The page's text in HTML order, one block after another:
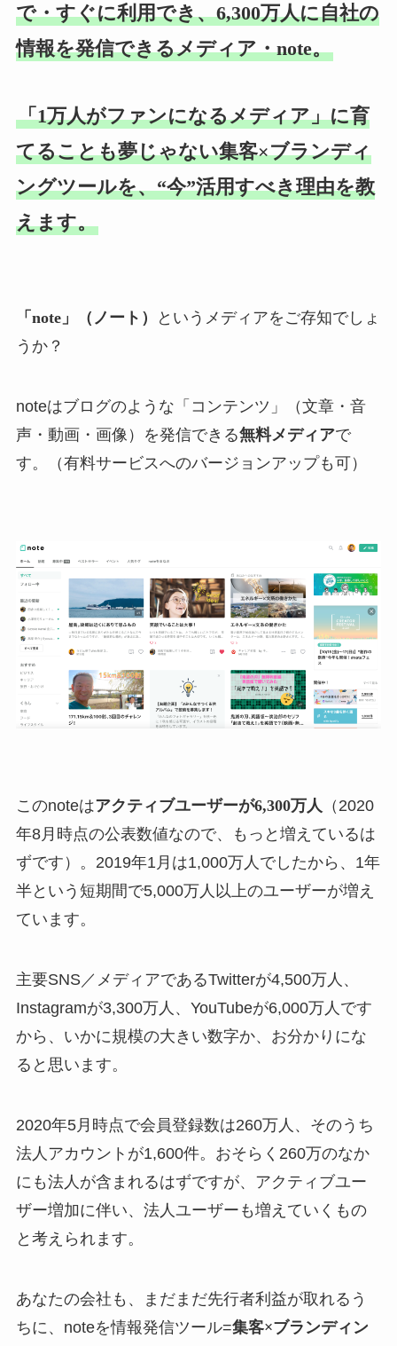
で・すぐに利用でき、6,300万人に自社の
情報を発信できるメディア・note。
「1万人がファンになるメディア」に育
てることも夢じゃない集客×ブランディ
ングツールを、“今”活用すべき理由を教
えます。
「note」（ノート）
というメディアをご存知でしょ
うか？
noteはブログのような「コンテンツ」（文章・音
声・動画・画像）を発信できる無料メディアで
す。（有料サービスへのバージョンアップも可）
このnoteはアクティブユーザーが6,300万人 （2020
年8月時点の公表数値なので、もっと増えているは
ずです）。2019年1月は1,000万人でしたから、1年
半という短期間で5,000万人以上のユーザーが増え
ています。
主要SNS／メディアであるTwitterが4,500万人、
Instagramが3,300万人、YouTubeが6,000万人です
から、いかに規模の大きい数字か、お分かりにな
ると思います。
2020年5月時点で会員登録数は260万人、そのうち
法人アカウントが1,600件。おそらく260万のなか
にも法人が含まれるはずですが、アクティブユー
ザー増加に伴い、法人ユーザーも増えていくもの
と考えられます。
あなたの会社も、まだまだ先行者利益が取れるう
ちに、noteを情報発信ツール=集客×ブランディン